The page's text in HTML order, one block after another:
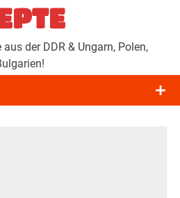
der DDR & Ungarn, Polen,